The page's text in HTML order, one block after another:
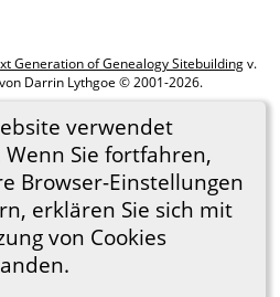
verwendet
Wenn Sie fortfahren,
Browser-Einstellungen
erklären Sie sich mit
von Cookies
Generation of Genealogy Sitebuildingv.
Darrin Lythgoe © 2001-2026.
e.V. Datenschutzerklärung
es zum Impressum
Webseite wechseln